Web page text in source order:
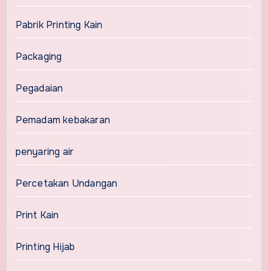
Pabrik Printing Kain
Packaging
Pegadaian
Pemadam kebakaran
penyaring air
Percetakan Undangan
Print Kain
Printing Hijab